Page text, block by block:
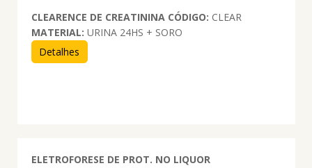
CLEARENCE DE CREATININA CÓDIGO: CLEAR
MATERIAL: URINA 24HS + SORO
Detalhes
ELETROFORESE DE PROT. NO LIQUOR